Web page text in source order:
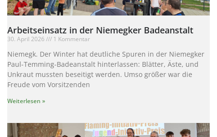
Arbeitseinsatz in der Niemegker Badeanstalt
30. April 2026 1 Kommentar
Niemegk. Der Winter hat deutliche Spuren in der Niemegker
Paul-Temming-Badeanstalt hinterlassen: Blätter, Äste, und
Unkraut mussten beseitigt werden. Umso größer war die
Freude vom Vorsitzenden
Weiterlesen »